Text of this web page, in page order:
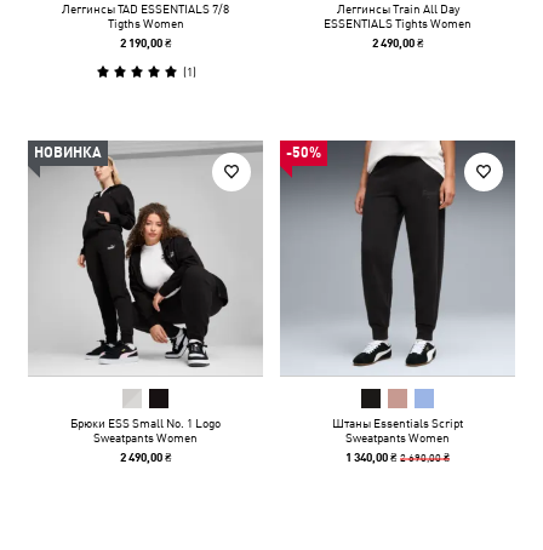
Леггинсы TAD ESSENTIALS 7/8
Tigths Women
2 190,00 ₴
(1)
Леггинсы Train All Day
ESSENTIALS Tights Women
2 490,00 ₴
НОВИНКА
Брюки ESS Small No. 1 Logo
Sweatpants Women
2 490,00 ₴
-50%
Штаны Essentials Script
Sweatpants Women
1 340,00 ₴2 690,00 ₴